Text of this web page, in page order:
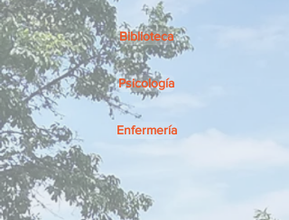
Biblioteca
Psicología
Enfermería